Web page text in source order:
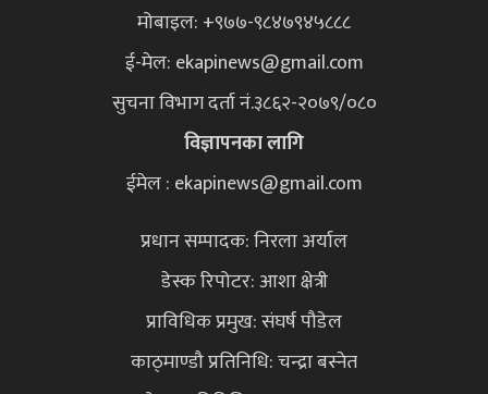
मोबाइल: +९७७-९८४७९४५८८८
ई-मेल: ekapinews@gmail.com
सुचना विभाग दर्ता नं.३८६२-२०७९/०८०
विज्ञापनका लागि
ईमेल : ekapinews@gmail.com
प्रधान सम्पादक: निरला अर्याल
डेस्क रिपोटर: आशा क्षेत्री
प्राविधिक प्रमुख: संघर्ष पौडेल
काठ्माण्डौ प्रतिनिधि: चन्द्रा बस्नेत